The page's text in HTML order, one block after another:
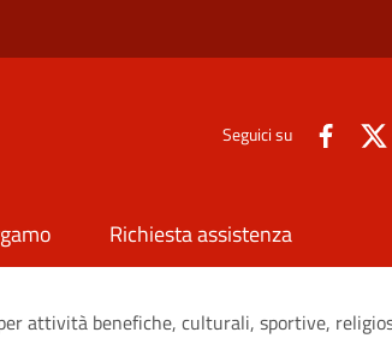
Seguici su
Richiesta assistenza
attività benefiche, culturali, sportive,